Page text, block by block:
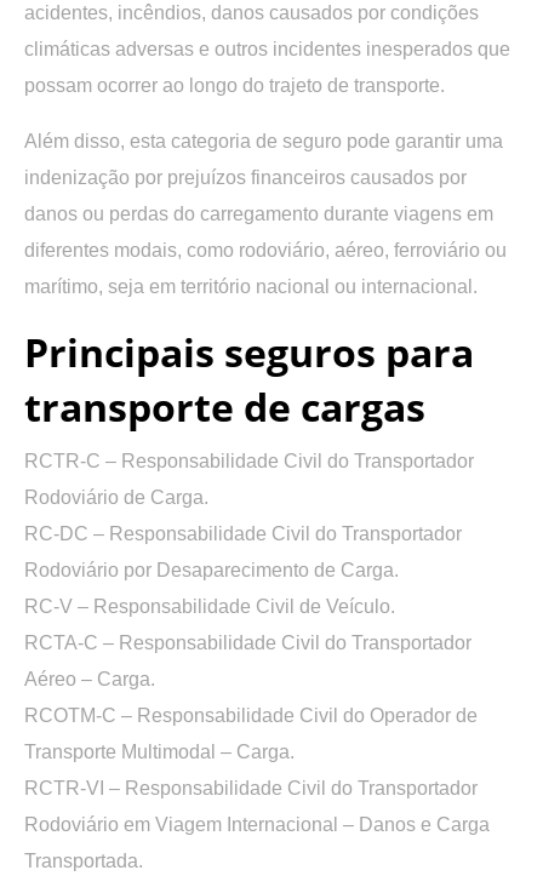
acidentes, incêndios, danos causados por condições
climáticas adversas e outros incidentes inesperados que
possam ocorrer ao longo do trajeto de transporte.
Além disso, esta categoria de seguro pode garantir uma
indenização por prejuízos financeiros causados por
danos ou perdas do carregamento durante viagens em
diferentes modais, como rodoviário, aéreo, ferroviário ou
marítimo, seja em território nacional ou internacional.
Principais seguros para
transporte de cargas
RCTR-C – Responsabilidade Civil do Transportador
Rodoviário de Carga.
RC-DC – Responsabilidade Civil do Transportador
Rodoviário por Desaparecimento de Carga.
RC-V – Responsabilidade Civil de Veículo.
RCTA-C – Responsabilidade Civil do Transportador
Aéreo – Carga.
RCOTM-C – Responsabilidade Civil do Operador de
Transporte Multimodal – Carga.
RCTR-VI – Responsabilidade Civil do Transportador
Rodoviário em Viagem Internacional – Danos e Carga
Transportada.